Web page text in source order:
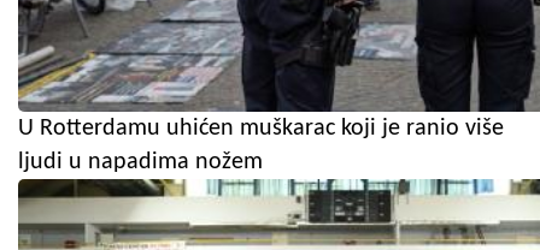
U Rotterdamu uhićen muškarac koji je ranio više
ljudi u napadima nožem